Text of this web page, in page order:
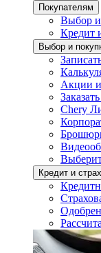
Покупателям
Выбор
Кредит
Выбор и
Акции
Chery
Кредит и